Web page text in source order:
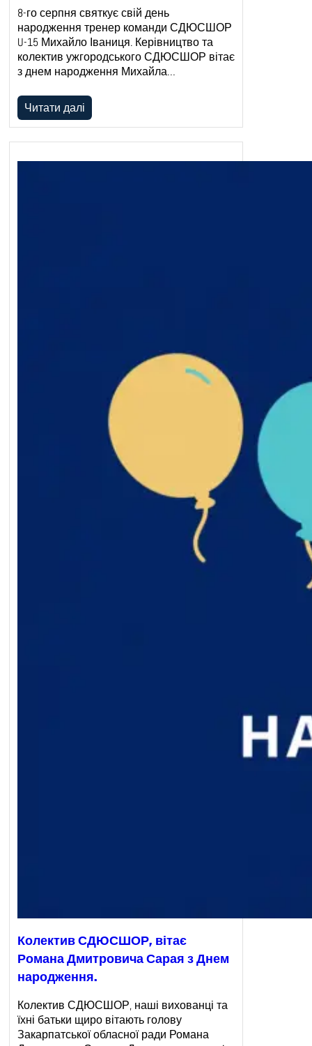
8-го серпня святкує свій день
народження тренер команди СДЮСШОР
U-15 Михайло Іваниця. Керівництво та
колектив ужгородського СДЮСШОР вітає
з днем народження Михайла…
Читати далі
Колектив СДЮСШОР, вітає
Романа Дмитровича Сарая з Днем
народження.
Колектив СДЮСШОР, наші вихованці та
їхні батьки щиро вітають голову
Закарпатської обласної ради Романа